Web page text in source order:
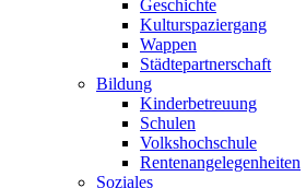
Geschichte
Kulturspaziergang
Wappen
Städtepartnerschaft
Bildung
Kinderbetreuung
Schulen
Volkshochschule
Rentenangelegenheiten
Soziales